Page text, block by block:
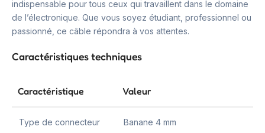
indispensable pour tous ceux qui travaillent dans le domaine
de l’électronique. Que vous soyez étudiant, professionnel ou
passionné, ce câble répondra à vos attentes.
Caractéristiques techniques
Caractéristique Valeur
Type de connecteur Banane 4 mm